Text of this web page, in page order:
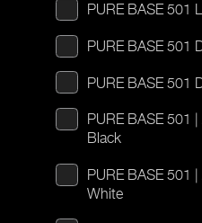
PURE BASE 501
PURE BASE 501
PURE BASE 501
PURE BASE 501
Black
PURE BASE 501
White